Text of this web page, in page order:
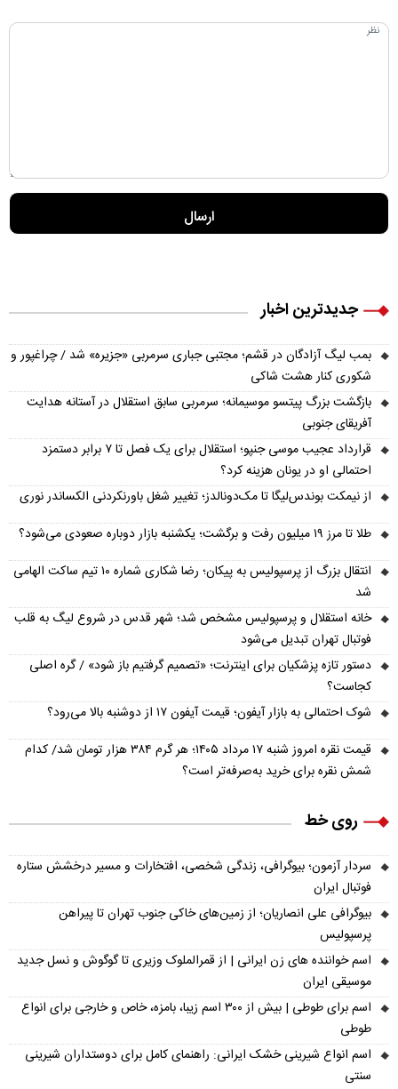
جدیدترین اخبار
بمب لیگ آزادگان در قشم؛ مجتبی جباری سرمربی «جزیره» شد / چراغپور و
شکوری کنار هشت شاکی
بازگشت بزرگ پیتسو موسیمانه؛ سرمربی سابق استقلال در آستانه هدایت
آفریقای جنوبی
قرارداد عجیب موسی جنپو؛ استقلال برای یک فصل تا ۷ برابر دستمزد
احتمالی او در یونان هزینه کرد؟
از نیمکت بوندس‌لیگا تا مک‌دونالدز؛ تغییر شغل باورنکردنی الکساندر نوری
طلا تا مرز ۱۹ میلیون رفت و برگشت؛ یکشنبه بازار دوباره صعودی می‌شود؟
انتقال بزرگ از پرسپولیس به پیکان؛ رضا شکاری شماره ۱۰ تیم ساکت الهامی
شد
خانه استقلال و پرسپولیس مشخص شد؛ شهر قدس در شروع لیگ به قلب
فوتبال تهران تبدیل می‌شود
دستور تازه پزشکیان برای اینترنت؛ «تصمیم گرفتیم باز شود» / گره اصلی
کجاست؟
شوک احتمالی به بازار آیفون؛ قیمت آیفون ۱۷ از دوشنبه بالا می‌رود؟
قیمت نقره امروز شنبه ۱۷ مرداد ۱۴۰۵؛ هر گرم ۳۸۴ هزار تومان شد/ کدام
شمش نقره برای خرید به‌صرفه‌تر است؟
روی خط
سردار آزمون؛ بیوگرافی، زندگی شخصی، افتخارات و مسیر درخشش ستاره
فوتبال ایران
بیوگرافی علی انصاریان؛ از زمین‌های خاکی جنوب تهران تا پیراهن
پرسپولیس
اسم خواننده های زن ایرانی | از قمرالملوک وزیری تا گوگوش و نسل جدید
موسیقی ایران
اسم برای طوطی | بیش از ۳۰۰ اسم زیبا، بامزه، خاص و خارجی برای انواع
طوطی
اسم انواع شیرینی خشک ایرانی: راهنمای کامل برای دوستداران شیرینی
سنتی